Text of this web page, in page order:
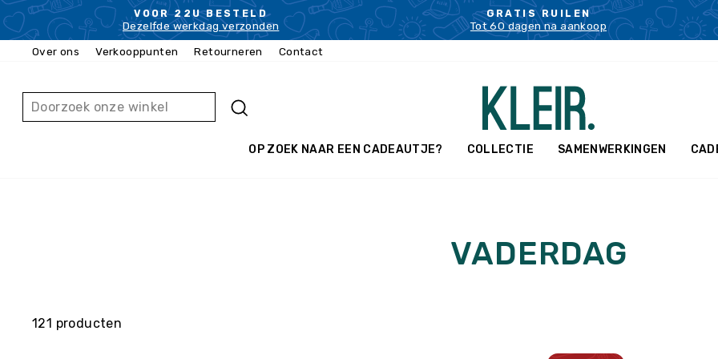
Ga
naar
inhoud
Pauzeer
VOOR 22U BESTELD
Dezelfde werkdag verzonden
GRATIS RUILEN
Tot 60 dagen na aankoop
Over ons
Verkooppunten Retourneren Contact
OP ZOEK NAAR EEN CADEAUTJE? COLLECTIE SAMENWERKINGEN
VADERDAG
121 producten